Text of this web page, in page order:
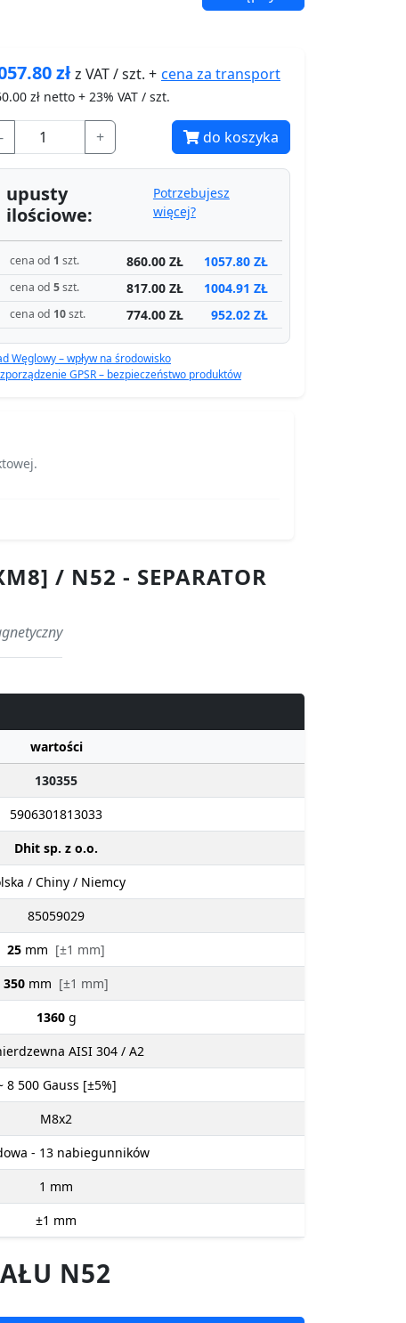
złz VAT / szt. + cena za transport
zł netto + 23% VAT / szt.
- + do koszyka
upusty
ilościowe:
Potrzebujesz
więcej?
cena od 1 szt. 860.00 ZŁ 1057.80 ZŁ
cena od 5szt. 817.00 ZŁ 1004.91 ZŁ
cena od 10szt. 774.00 ZŁ 952.02 ZŁ
Węglowy – wpływ na środowisko
GPSR – bezpieczeństwo produktów
/ N52 - SEPARATOR
wartości
130355
5906301813033
Dhit sp. z o.o.
/ Chiny / Niemcy
85059029
25 mm [±1 mm]
350 mm [±1 mm]
1360 g
AISI 304 / A2
8 500 Gauss [±5%]
M8x2
- 13 nabiegunników
1 mm
±1 mm
N52